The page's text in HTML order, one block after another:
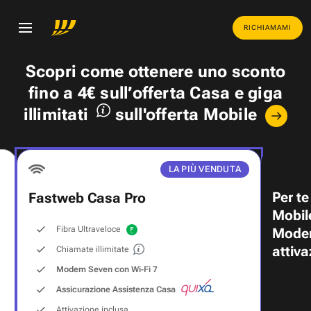
RICHIAMAMI
Scopri come ottenere uno sconto
fino a 4€ sull’offerta Casa egiga
illimitati
sull'offerta Mobile
LA PIÙ VENDUTA
Fastweb Casa Pro
Fibra Ultraveloce
Chiamate illimitate
Modem Seven con Wi‑Fi 7
Assicurazione Assistenza Casa
Per